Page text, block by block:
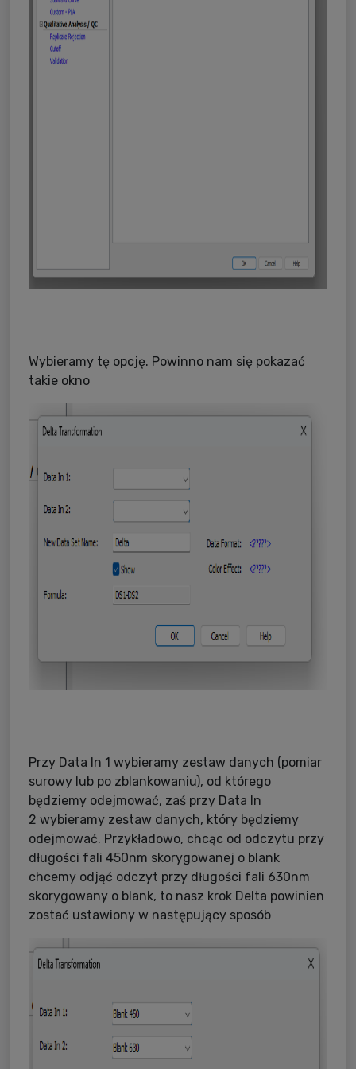
Wybieramy tę opcję. Powinno nam się pokazać
takie okno
Przy Data In 1 wybieramy zestaw danych (pomiar
surowy lub po zblankowaniu), od którego
będziemy odejmować, zaś przy Data In
2 wybieramy zestaw danych, który będziemy
odejmować. Przykładowo, chcąc od odczytu przy
długości fali 450nm skorygowanej o blank
chcemy odjąć odczyt przy długości fali 630nm
skorygowany o blank, to nasz krok Delta powinien
zostać ustawiony w następujący sposób